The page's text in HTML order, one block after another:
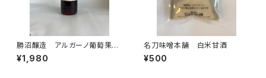
勝沼醸造 アルガーノ葡萄果汁
（ジュース）
¥1,980
名刀味噌本舗 白米甘酒
¥500